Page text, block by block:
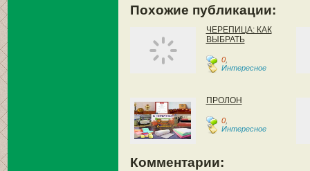
Похожие публикации:
ЧЕРЕПИЦА: КАК
ВЫБРАТЬ
0,
Интересное
ПРОЛОН
0,
Интересное
Комментарии: